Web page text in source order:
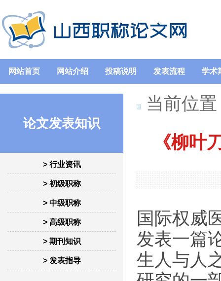
网站首页 网站介绍 投稿说明 发表流程 学术
论文发表知识
> 行业资讯
> 初级职称
> 中级职称
> 高级职称
> 期刊知识
> 发表指导
当前位
《柳叶
国际权威
发表一篇
生人与人